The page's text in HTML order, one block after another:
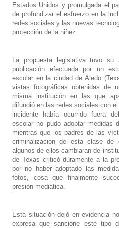
Estados Unidos y promulgada el
de profundizar el esfuerzo en la
redes sociales y las nuevas
protección de la niñez.
La propuesta legislativa tuvo su
publicación efectuada por un
escolar en la ciudad de Aledo
vistas fotográficas obtenidas de
misma institución en las que
difundió en las redes sociales con
incidente había ocurrido fuera
escolar no pudo adoptar medidas
mientras que los padres de las
criminalización de esta clase de
algunos de ellos cambiaran de
de Texas criticó duramente a la
por no haber adoptado las
fotos, cosa que finalmente
presión mediática.
Esta situación dejó en evidencia
expresa que sancione este tipo